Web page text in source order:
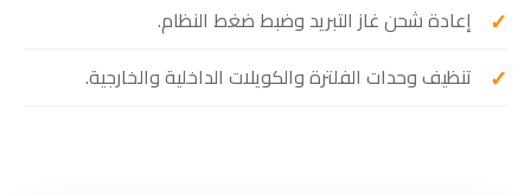
إعادة شحن غاز التبريد وضبط ضغط النظام.
تنظيف وحدات الفلترة والكويلات الداخلية والخارجية.